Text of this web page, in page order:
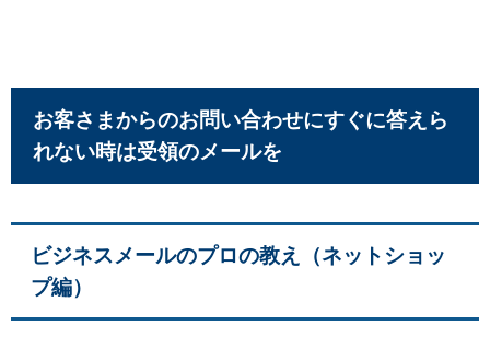
お客さまからのお問い合わせにすぐに答えら
れない時は受領のメールを
ビジネスメールのプロの教え（ネットショッ
プ編）